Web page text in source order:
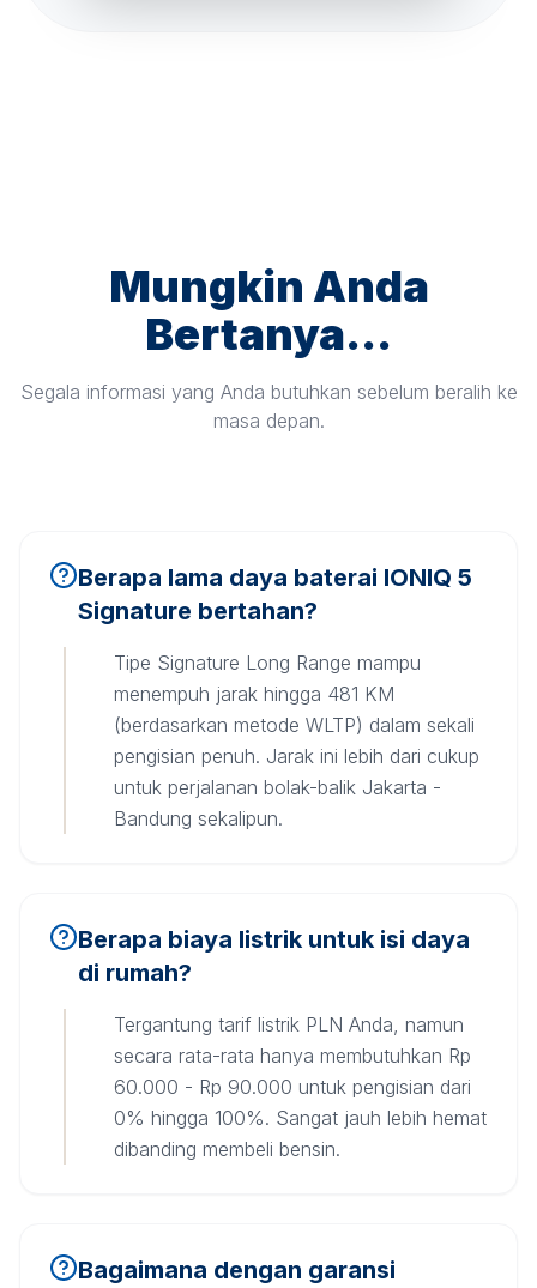
Mungkin Anda
Bertanya...
Segala informasi yang Anda butuhkan sebelum beralih ke
masa depan.
Berapa lama daya baterai IONIQ 5
Signature bertahan?
Tipe Signature Long Range mampu
menempuh jarak hingga 481 KM
(berdasarkan metode WLTP) dalam sekali
pengisian penuh. Jarak ini lebih dari cukup
untuk perjalanan bolak-balik Jakarta -
Bandung sekalipun.
Berapa biaya listrik untuk isi daya
di rumah?
Tergantung tarif listrik PLN Anda, namun
secara rata-rata hanya membutuhkan Rp
60.000 - Rp 90.000 untuk pengisian dari
0% hingga 100%. Sangat jauh lebih hemat
dibanding membeli bensin.
Bagaimana dengan garansi